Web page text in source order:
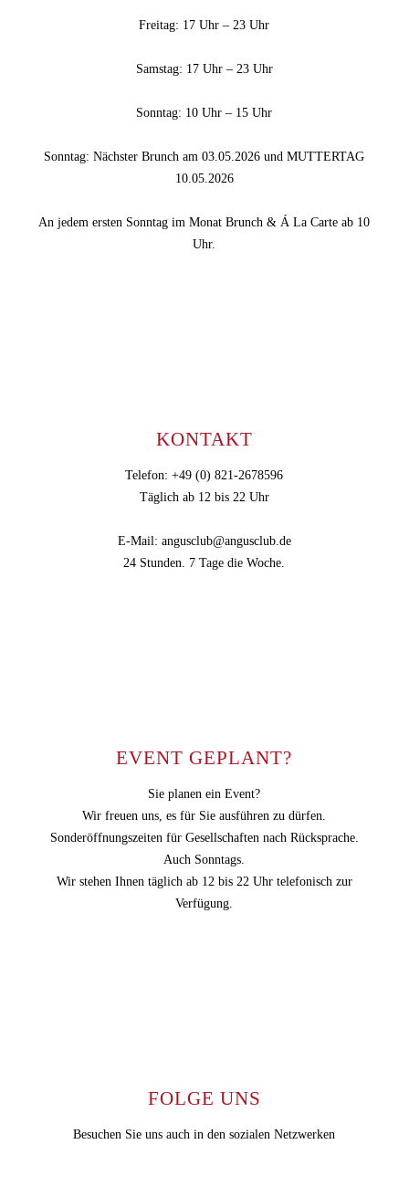
Freitag: 17 Uhr – 23 Uhr
Samstag: 17 Uhr – 23 Uhr
Sonntag: 10 Uhr – 15 Uhr
Sonntag: Nächster Brunch am 03.05.2026 und MUTTERTAG
10.05.2026
An jedem ersten Sonntag im Monat Brunch & Á La Carte ab 10
Uhr.
KONTAKT
Telefon: +49 (0) 821-2678596
Täglich ab 12 bis 22 Uhr
E-Mail: angusclub@angusclub.de
24 Stunden. 7 Tage die Woche.
EVENT GEPLANT?
Sie planen ein Event?
Wir freuen uns, es für Sie ausführen zu dürfen.
Sonderöffnungszeiten für Gesellschaften nach Rücksprache.
Auch Sonntags.
Wir stehen Ihnen täglich ab 12 bis 22 Uhr telefonisch zur
Verfügung.
FOLGE UNS
Besuchen Sie uns auch in den sozialen Netzwerken